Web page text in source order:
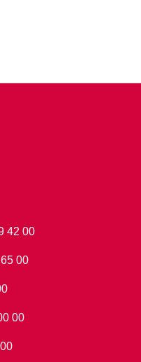
på
42 00
på
65 00
på
00